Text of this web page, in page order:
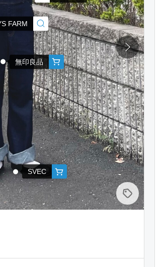
無印良品
SVEC
FARM